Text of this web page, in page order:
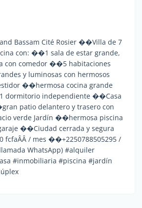
Bassam Cité Rosier ��Villa de 7
con: ��1 sala de estar grande,
con comedor ��5 habitaciones
y luminosas con hermosos
��hermosa cocina grande
independiente ��Casa
patio delantero y trasero con
verde Jardín ��hermosa piscina
��Ciudad cerrada y segura
fcfaÂÂ / mes ��+2250788505295 /
WhatsApp) #alquiler
#inmobiliaria #piscina #jardín